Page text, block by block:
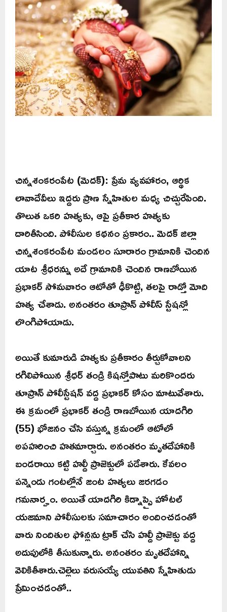
చిన్నశంకరంపేట (మెదక్): ప్రేమ వ్యవహారం, ఆర్థిక
లావాదేవీలు ఇద్దరు ప్రాణ స్నేహితుల మధ్య చిచ్చురేపింది.
తొలుత ఒకరి హత్యకు, ఆపై ప్రతీకార హత్యకు
దారితీసింది. పోలీసుల కథనం ప్రకారం.. మెదక్ జిల్లా
చిన్నశంకరంపేట మండలం సూరారం గ్రామానికి చెందిన
యాట శ్రీధరన్ను అదే గ్రామానికి చెందిన రాణబోయిన
ప్రభాకర్ సోమవారం ఆటోతో ఢీకొట్టి, తలపై రాడ్తో మోది
హత్య చేశాడు. అనంతరం తూప్రాన్ పోలీస్ స్టేషన్లో
లొంగిపోయాడు.
అయితే కుమారుడి హత్యకు ప్రతీకారం తీర్చుకోవాలని
రగిలిపోయిన శ్రీధర్ తండ్రి కిషన్తోపాటు మరికొందరు
తూప్రాన్ పోలీస్టేషన్ వద్ద ప్రభాకర్ కోసం మాటువేశారు.
ఈ క్రమంలో ప్రభాకర్ తండ్రి రాణబోయిన యాదగిరి
(55) భోజనం చేసి వస్తున్న క్రమంలో ఆటోలో
అపహరించి హతమార్చారు. అనంతరం మృతదేహానికి
బండరాయి కట్టి హల్దీ ప్రాజెక్టులో పడేశారు. కేవలం
పన్నెండు గంటల్లోనే జంట హత్యలు జరగడం
గమనార్హం. అయితే యాదగిరి కిడ్నాప్పై హోటల్
యజమాని పోలీసులకు సమాచారం అందించడంతో
వారు నిందితుల ఫోన్లను ట్రాక్ చేసి హల్దీ ప్రాజెక్టు వద్ద
అదుపులోకి తీసుకున్నారు. అనంతరం మృతదేహాన్ని
వెలికితీశారు.చెల్లెలు వరుసయ్యే యువతిని స్నేహితుడు
ప్రేమించడంతో..